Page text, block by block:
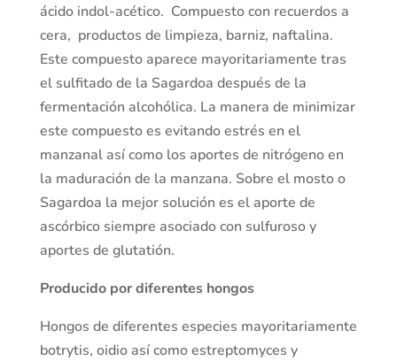
ácido indol-acético. Compuesto con recuerdos a
cera, productos de limpieza, barniz, naftalina.
Este compuesto aparece mayoritariamente tras
el sulfitado de la Sagardoa después de la
fermentación alcohólica. La manera de minimizar
este compuesto es evitando estrés en el
manzanal así como los aportes de nitrógeno en
la maduración de la manzana. Sobre el mosto o
Sagardoa la mejor solución es el aporte de
ascórbico siempre asociado con sulfuroso y
aportes de glutatión.
Producido por diferentes hongos
Hongos de diferentes especies mayoritariamente
botrytis, oidio así como estreptomyces y